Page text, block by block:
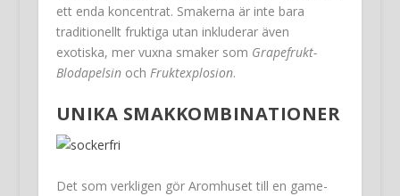
ett enda koncentrat. Smakerna är inte bara
traditionellt fruktiga utan inkluderar även
exotiska, mer vuxna smaker som Grapefrukt-
Blodapelsinoch Fruktexplosion.
UNIKA SMAKKOMBINATIONER
Det som verkligen gör Aromhuset till en game-